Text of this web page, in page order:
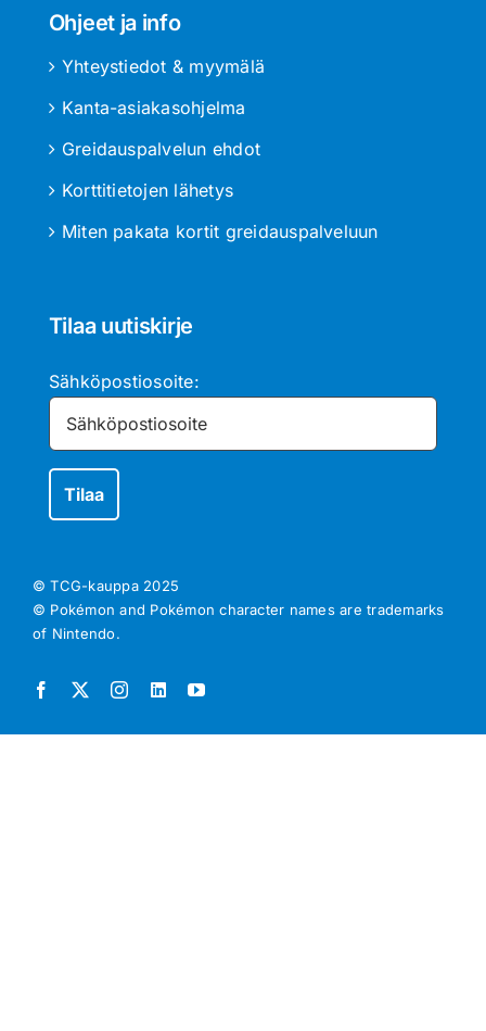
Ohjeet ja info
Yhteystiedot & myymälä
Kanta-asiakasohjelma
Greidauspalvelun ehdot
Korttitietojen lähetys
Miten pakata kortit greidauspalveluun
Tilaa uutiskirje
Sähköpostiosoite:
© TCG-kauppa 2025
© Pokémon and Pokémon character names are trademarks
of Nintendo.